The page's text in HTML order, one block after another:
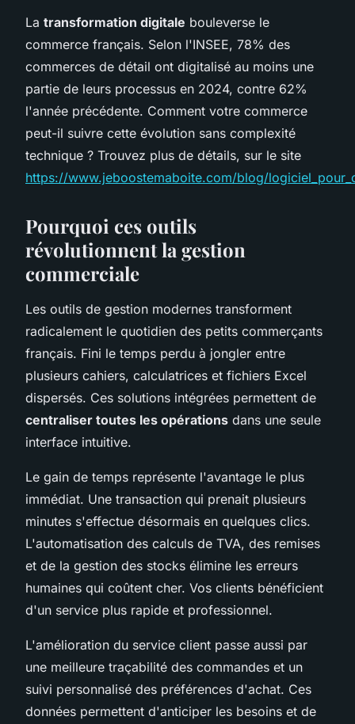
La transformation digitale bouleverse le
commerce français. Selon l'INSEE, 78% des
commerces de détail ont digitalisé au moins une
partie de leurs processus en 2024, contre 62%
l'année précédente. Comment votre commerce
peut-il suivre cette évolution sans complexité
technique ? Trouvez plus de détails, sur le site
https://www.jeboostemaboite.com/blog/
Pourquoi ces outils
révolutionnent la gestion
commerciale
Les outils de gestion modernes transforment
radicalement le quotidien des petits commerçants
français. Fini le temps perdu à jongler entre
plusieurs cahiers, calculatrices et fichiers Excel
dispersés. Ces solutions intégrées permettent de
centraliser toutes les opérations dans une seule
interface intuitive.
Le gain de temps représente l'avantage le plus
immédiat. Une transaction qui prenait plusieurs
minutes s'effectue désormais en quelques clics.
L'automatisation des calculs de TVA, des remises
et de la gestion des stocks élimine les erreurs
humaines qui coûtent cher. Vos clients bénéficient
d'un service plus rapide et professionnel.
L'amélioration du service client passe aussi par
une meilleure traçabilité des commandes et un
suivi personnalisé des préférences d'achat. Ces
données permettent d'anticiper les besoins et de